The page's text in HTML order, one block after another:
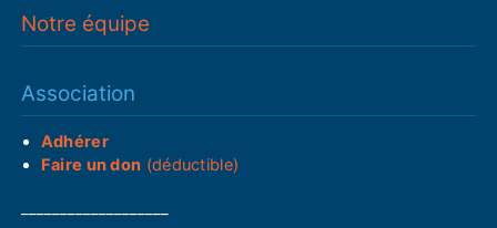
Notre équipe
Association
Adhérer
Faire un don (déductible)